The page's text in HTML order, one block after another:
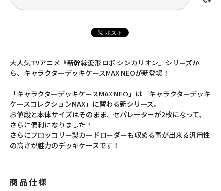
大人気TVアニメ『新幹線変形ロボ シンカリオン』シリーズか
ら、キャラクターデッキケースMAX NEOが新登場！
「キャラクターデッキケースMAX NEO」は「キャラクターデッキ
ケースコレクションMAX」に替わる新シリーズ。
お値段と本体サイズはそのまま、セパレーターが2枚になって、
さらに便利になりました！
さらにブロッコリー製カードローダーも収める事が出来る汎用性
の高さが魅力のデッキケースです！
商品仕様